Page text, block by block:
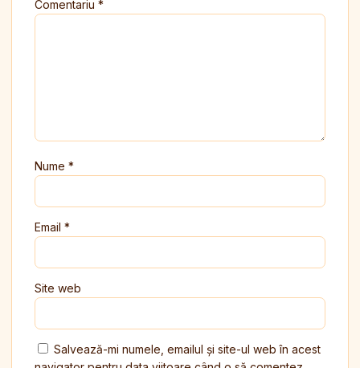
Comentariu *
Nume *
Email *
Site web
Salvează-mi numele, emailul și site-ul web în acest